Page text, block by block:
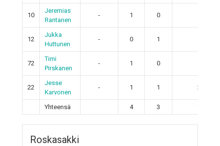
10
Jeremias
Rantanen
- 1 0
12
Jukka
Huttunen
- 0 1
72
Timi
Pirskanen
- 1 0
22
Jesse
Karvonen
- 1 1 2
Yhteensä 4 3 7
Roskasakki